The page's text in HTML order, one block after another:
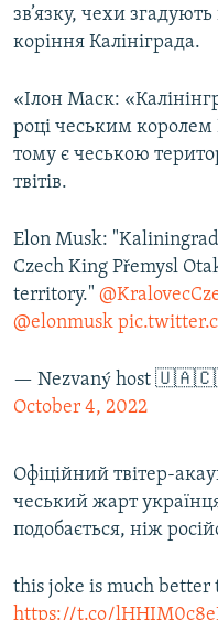
зв’язку, чехи
коріння Калініграда.
«Ілон Маск:
році чеським
тому є чеською
твітів.
Elon Musk:
Czech King Přemysl
territory."
@elonmusk
— Nezvaný host
October 4, 2022
Офіційний твітер-
чеський жарт
подобається, ніж
this joke is much better
https://t.co/